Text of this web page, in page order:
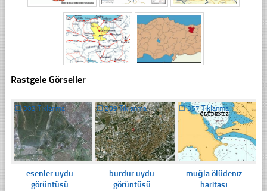
Rastgele Görseller
☐303 Tıklanma
esenler uydu
görüntüsü
☐289 Tıklanma
burdur uydu
görüntüsü
☐357 Tıklanma
muğla ölüdeniz
haritası